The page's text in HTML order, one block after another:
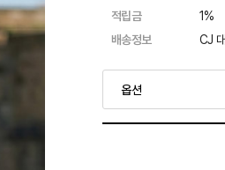
적립금
1%
배송정보
CJ